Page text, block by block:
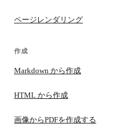
ページレンダリング
作成
Markdown から作成
HTML から作成
画像からPDFを作成する